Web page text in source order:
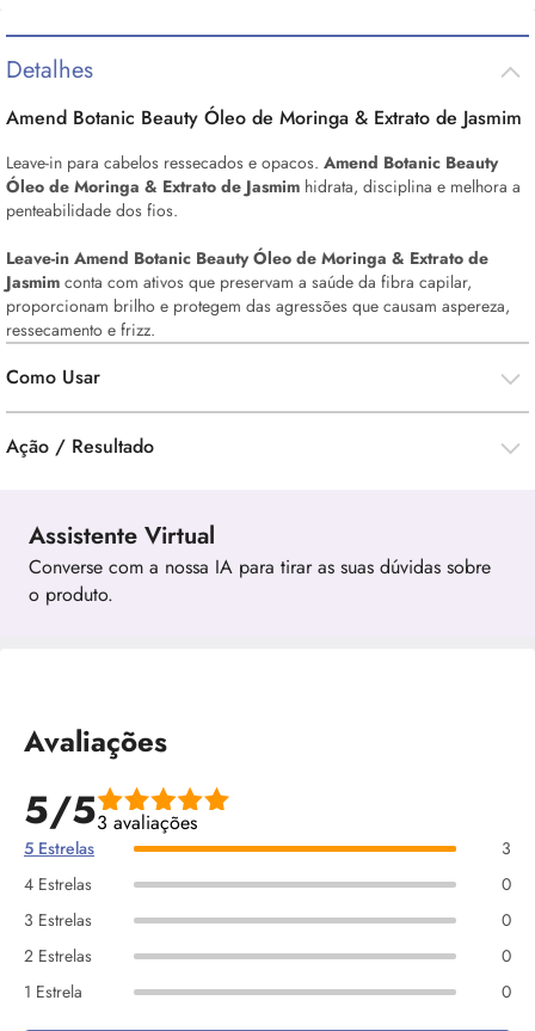
Detalhes
Amend Botanic Beauty Óleo de Moringa & Extrato de Jasmim
Leave-in para cabelos ressecados e opacos. Amend Botanic Beauty
Óleo de Moringa & Extrato de Jasmim hidrata, disciplina e melhora a
penteabilidade dos fios.
Leave-in Amend Botanic Beauty Óleo de Moringa & Extrato de
Jasmim conta com ativos que preservam a saúde da fibra capilar,
proporcionam brilho e protegem das agressões que causam aspereza,
ressecamento e frizz.
Como Usar
Ação / Resultado
Assistente Virtual
Converse com a nossa IA para tirar as suas dúvidas sobre
o produto.
Avaliações
5/53 avaliações
5 Estrelas
3
4 Estrelas
0
3 Estrelas
0
2 Estrelas
0
1 Estrela
0